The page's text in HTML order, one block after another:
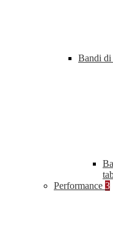
Bandi di
Performance 3